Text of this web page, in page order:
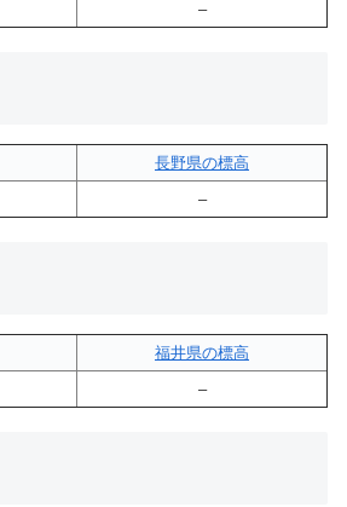
–
長野県の標高
–
福井県の標高
–